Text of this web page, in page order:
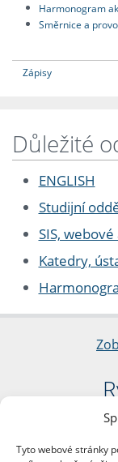
Tyto webové stránky
Harmonogram
Směrnice a
Zápisy
Důležité
ENGLISH
Studijní
SIS,
Katedry,